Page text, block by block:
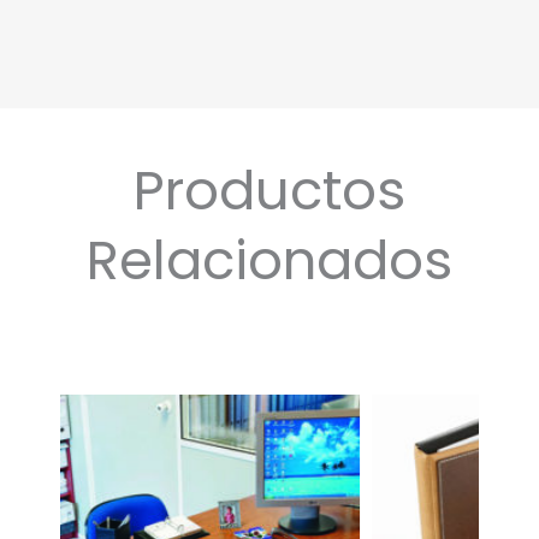
Productos
Relacionados